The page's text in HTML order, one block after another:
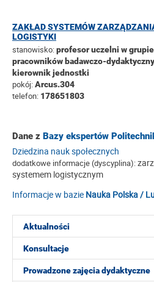
Aktualności
Konsultacje
Prowadzone zajęcia dydaktyczne
ZAKŁAD SYSTEMÓW
LOGISTYKI
stanowisko:profesor uczelni w grupie
pracowników badawczo-
kierownik jednostki
pokój:Arcus.304
telefon: 178651803
Dane z Bazy ekspertów
Dziedzina nauk społecznych
dodatkowe informacje (dyscyplina):
systemem logistycznym
Informacje w bazie Nauka Polska /